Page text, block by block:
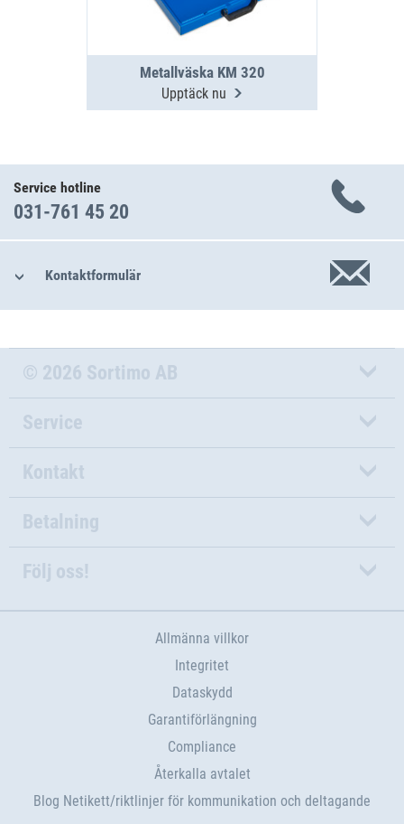
Metallväska KM 320
Upptäck nu
Service hotline
031-761 45 20
Kontaktformulär
© 2026 Sortimo AB
Service
Kontakt
Betalning
Följ oss!
Allmänna villkor
Integritet
Dataskydd
Garantiförlängning
Compliance
Återkalla avtalet
Blog Netikett/riktlinjer för kommunikation och deltagande